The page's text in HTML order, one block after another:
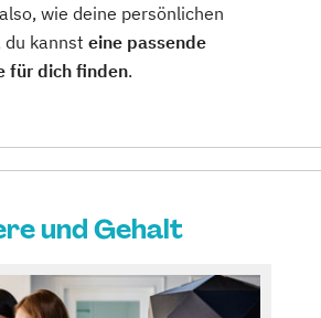
wie deine persönlichen
du kannst eine passende
für dich finden.
und Gehalt